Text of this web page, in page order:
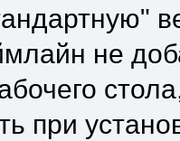
не
при